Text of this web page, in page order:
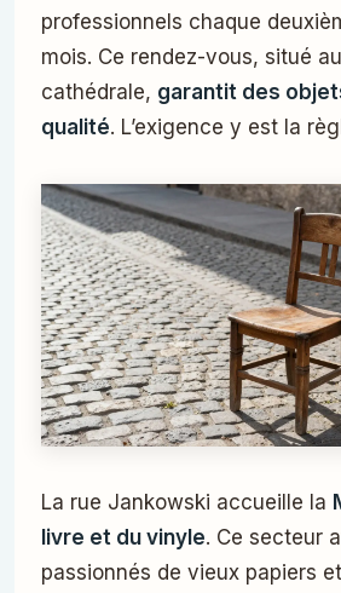
professionnels chaque
mois. Ce rendez-vous, situé
cathédrale, garantit des
qualité. L’exigence y est la
La rue Jankowski accueille la
livre et du vinyle. Ce secteur
passionnés de vieux papiers